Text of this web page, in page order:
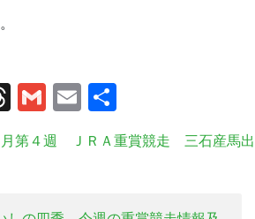
Threads
Gmail
Email
有
月第４週 ＪＲＡ重賞競走 三石産馬出